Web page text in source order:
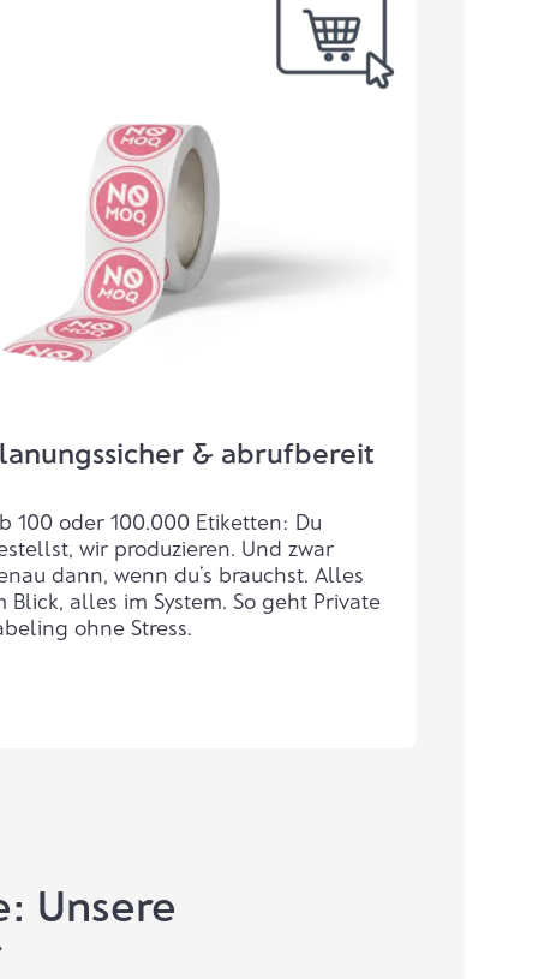
& abrufbereit
100 oder 100.000 Etiketten: Du
wir produzieren. Und zwar
dann, wenn du’s brauchst. Alles
Blick, alles im System. So geht Private
ohne Stress.
Unsere